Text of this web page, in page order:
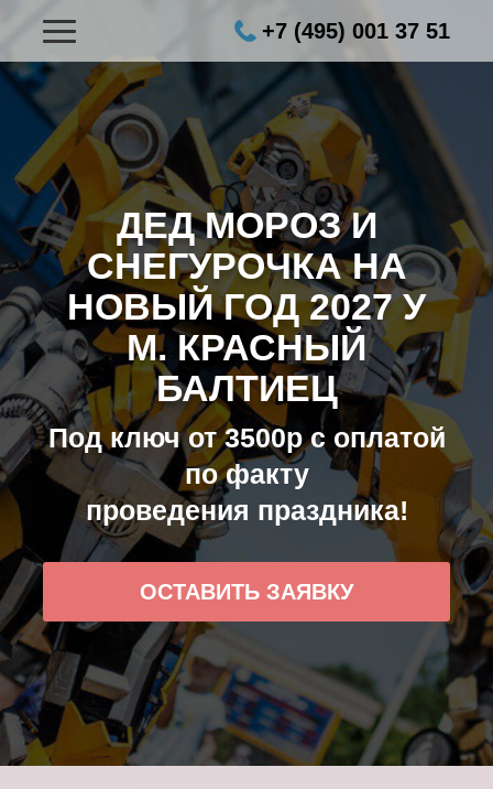
+7 (495) 001 37 51
ДЕД МОРОЗ И
СНЕГУРОЧКА НА
НОВЫЙ ГОД 2027У
М. КРАСНЫЙ
БАЛТИЕЦ
Под ключ от 3500р с оплатой
по факту
проведения праздника!
ОСТАВИТЬ ЗАЯВКУ